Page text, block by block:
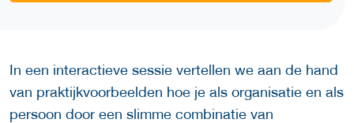
In een interactieve sessie vertellen we aan de hand
van praktijkvoorbeelden hoe je als organisatie en als
persoon door een slimme combinatie van